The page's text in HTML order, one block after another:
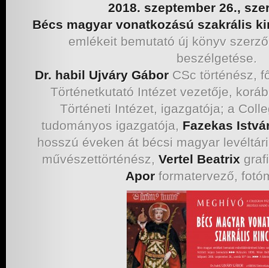
2018. szeptember 26.,
Bécs magyar vonatkozású szakrális
emlékeit bemutató új könyv
beszélgetése.
Dr. habil Ujváry Gábor CSc történész,
Történetkutató Intézet vezetője,
Történeti Intézet, igazgatója; a
tudományos igazgatója, Fazekas
hosszú éveken át bécsi magyar
művészettörténész, Vertel Beatrix
Aporformatervező,